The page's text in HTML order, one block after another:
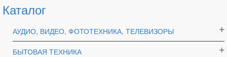
Каталог
АУДИО, ВИДЕО, ФОТОТЕХНИКА, ТЕЛЕВИЗОРЫ
БЫТОВАЯ ТЕХНИКА